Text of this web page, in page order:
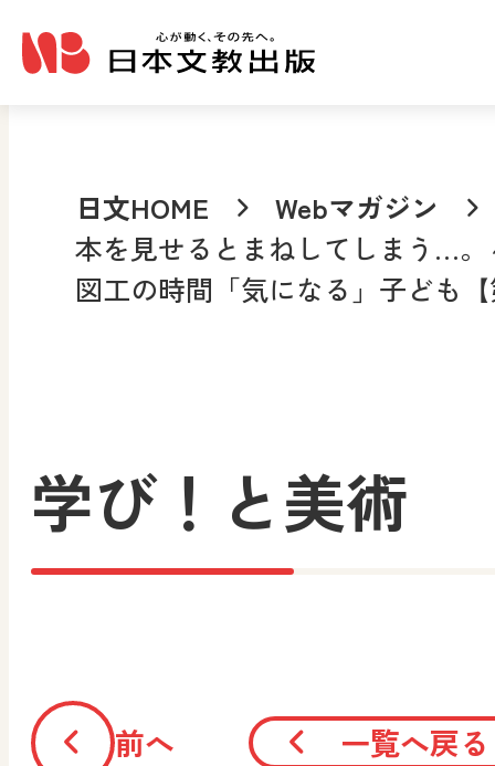
日文HOME
Webマガジン
本を見せるとまねしてしまう…
図工の時間「気になる」子ども
学び！と美術
前へ 一覧へ戻る